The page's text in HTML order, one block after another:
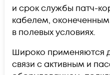
и срок службы патч-
кабелем,
в полевых условиях.
Широко применяются
связи с активным и